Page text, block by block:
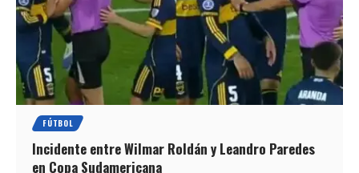
FÚTBOL
Incidente entre Wilmar Roldán y Leandro Paredes
en Copa Sudamericana